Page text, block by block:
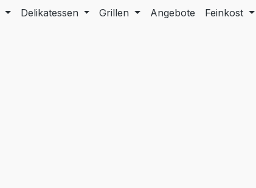
Delikatessen Grillen Angebote Feinkost